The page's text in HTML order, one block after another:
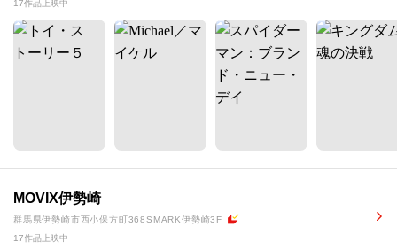
17作品上映中
MOVIX伊勢崎
群馬県伊勢崎市西小保方町368SMARK伊勢崎3F
17作品上映中